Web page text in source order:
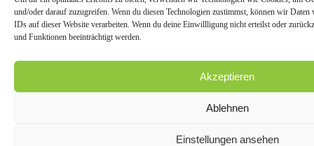
und/oder darauf zuzugreifen. Wenn du diesen Technologien zustimmst, können wir
IDs auf dieser Website verarbeiten. Wenn du deine Einwillligung nicht erteilst oder
und Funktionen beeinträchtigt werden.
Akzeptieren
Ablehnen
Einstellungen ansehen